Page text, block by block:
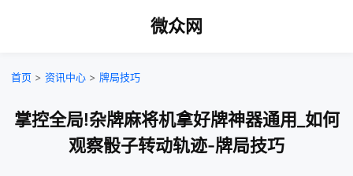
微众网
首页 > 资讯中心 > 牌局技巧
掌控全局!杂牌麻将机拿好牌神器通用_如何
观察骰子转动轨迹-牌局技巧